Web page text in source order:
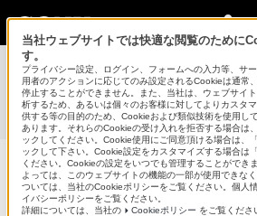
使いかたマニュアル（取扱説明 Web版
BDZ-FBT4000 / BDZ-FBT3000 /
FBT1000 / BDZ-FBW2000 / BDZ-
アル
ブルーレイディスク/
サポート・お問い合わせ
当社ウェブサイトでは快適な閲覧のために
す。
プライバシー設定、ログイン、フォームへの入力等、サ
用者のアクションに応じてのみ設定されるCookieは通常
停止することができません。また、当社は、ウェブサイ
析するため、あるいは個々のお客様に対してよりカスタ
供する等の目的のため、Cookieおよび類似技術を使用し
あります。それらのCookieの受け入れを拒否する場合は
ックしてください。Cookie使用にご同意頂ける場合は、
ックして下さい。Cookie設定をカスタマイズする場合は
ください。Cookieの設定をいつでも管理することができ
よっては、このウェブサイトの機能の一部が使用できな
ついては、当社のCookieポリシーをご覧ください。個人
イバシーポリシーをご覧ください。
詳細については、当社の
Cookieポリシー をご覧くださ